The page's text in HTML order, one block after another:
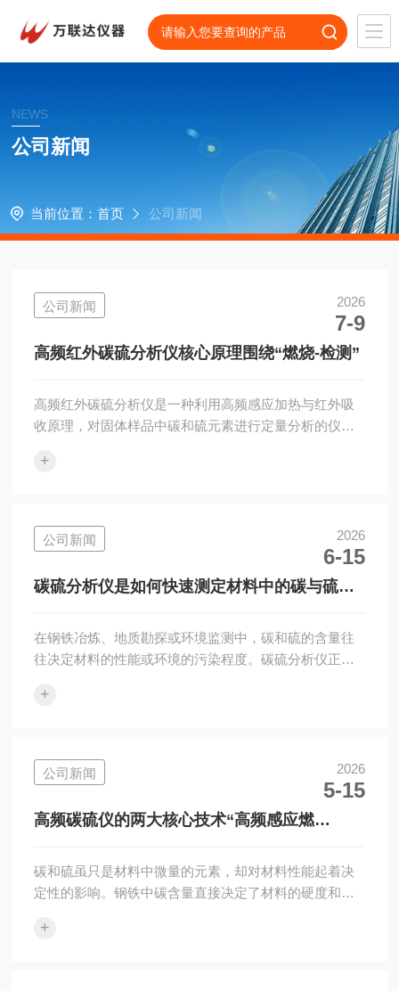
NEWS
公司新闻
当前位置： 首页 公司新闻
公司新闻 2026
7-9
高频红外碳硫分析仪核心原理围绕“燃烧-检测”
高频红外碳硫分析仪是一种利用高频感应加热与红外吸
收原理，对固体样品中碳和硫元素进行定量分析的仪
频电磁场中迅速升温至熔融状态，并在氧气流中充分燃
长的红外光吸收强度，计算出碳和硫的含量。这种仪器
的设计思路在于将高频加热的快速性与红外检测的准确
性结合。高频感应能在数秒内将样品加热到1200℃以
上，而红外检测则能灵敏捕捉气体浓度的微小变化。
+
公司新闻 2026
6-15
碳硫分析仪是如何快速测定材料中的碳与硫含
在钢铁冶炼、地质勘探或环境监测中，碳和硫的含量往
往决定材料的性能或环境的污染程度。碳硫分析仪正是
碳、硫元素的定量分析。那么，这一设备究竟如何运
三个步骤：1.样品燃烧：将称量好的样品(如金属屑、矿
石粉末)置于坩埚中，在富氧环境下加热至1000℃以上。
此时，样品中的碳元素转化为二氧化碳(CO2)，硫元素转
化为二氧化硫(SO2)。这一过程通常...
+
公司新闻 2026
5-15
高频碳硫仪的两大核心技术“高频感应燃
碳和硫虽只是材料中微量的元素，却对材料性能起着决
定性的影响。钢铁中碳含量直接决定了材料的硬度和强
久性。以钢材为例，碳含量过高会使材料变脆，硫含量
+